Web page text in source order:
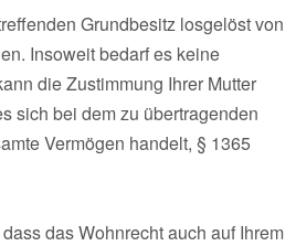
Grundbesitz losgelöst von
Insoweit bedarf es keine
die Zustimmung Ihrer Mutter
sich bei dem zu übertragenden
Vermögen handelt, § 1365
das Wohnrecht auch auf Ihrem